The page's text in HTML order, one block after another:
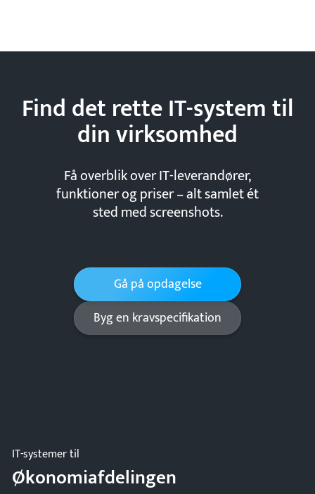
Find det rette IT-system til
dinvirksomhed
Få overblik over IT-leverandører,
funktioner og priser – alt samlet ét
sted med screenshots.
Gå på opdagelse
Byg en kravspecifikation
IT-systemer til
Økonomiafdelingen